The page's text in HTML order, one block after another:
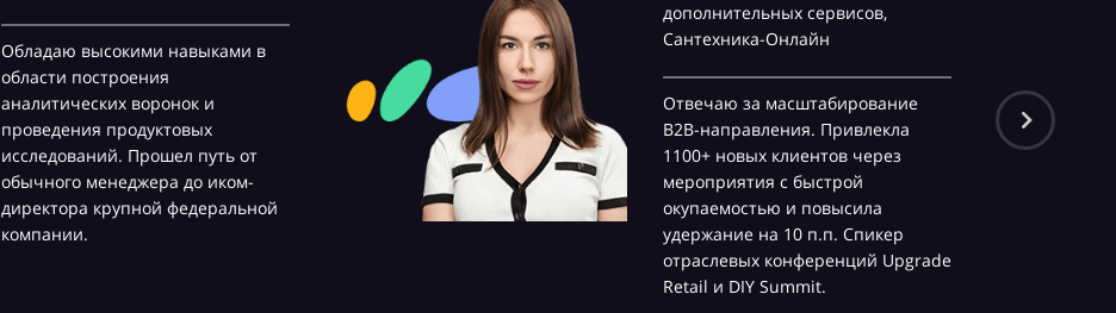
Обладаю высокими навыками в
области построения
аналитических воронок и
проведения продуктовых
исследований. Прошел путь от
обычного менеджера до иком-
директора крупной федеральной
компании.
дополнительных сервисов,
Сантехника-Онлайн
Отвечаю за масштабирование
B2B-направления. Привлекла
1100+ новых клиентов через
мероприятия с быстрой
окупаемостью и повысила
удержание на 10 п.п. Спикер
отраслевых конференций Upgrade
Retail и DIY Summit.